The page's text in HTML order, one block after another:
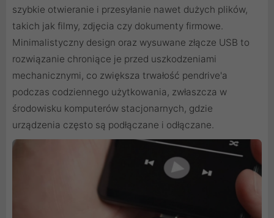
szybkie otwieranie i przesyłanie nawet dużych plików,
takich jak filmy, zdjęcia czy dokumenty firmowe.
Minimalistyczny design oraz wysuwane złącze USB to
rozwiązanie chroniące je przed uszkodzeniami
mechanicznymi, co zwiększa trwałość pendrive'a
podczas codziennego użytkowania, zwłaszcza w
środowisku komputerów stacjonarnych, gdzie
urządzenia często są podłączane i odłączane.